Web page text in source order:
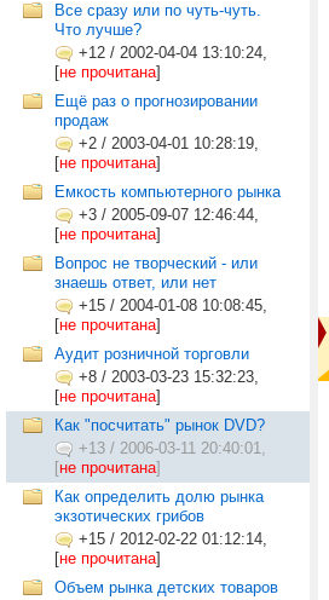
Все сразу или по чуть-чуть.
Что лучше?
+12 / 2002-04-04 13:10:24,
[не прочитана]
Ещё раз о прогнозировании
продаж
+2 / 2003-04-01 10:28:19,
[не прочитана]
Емкость компьютерного рынка
+3 / 2005-09-07 12:46:44,
[не прочитана]
Вопрос не творческий - или
знаешь ответ, или нет
+15 / 2004-01-08 10:08:45,
[не прочитана]
Аудит розничной торговли
+8 / 2003-03-23 15:32:23,
[не прочитана]
Как "посчитать" рынок DVD?
+13 / 2006-03-11 20:40:01,
[не прочитана]
Как определить долю рынка
экзотических грибов
+15 / 2012-02-22 01:12:14,
[не прочитана]
Объем рынка детских товаров